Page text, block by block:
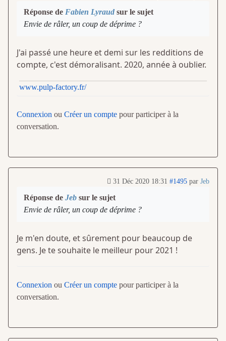
Réponse de Fabien Lyraud sur le sujet
Envie de râler, un coup de déprime ?
J'ai passé une heure et demi sur les redditions de
compte, c'est démoralisant. 2020, année à oublier.
www.pulp-factory.fr/
Connexion ou Créer un compte pour participer à la
conversation.
31 Déc 2020 18:31 #1495 par Jeb
Réponse de Jeb sur le sujet
Envie de râler, un coup de déprime ?
Je m'en doute, et sûrement pour beaucoup de
gens. Je te souhaite le meilleur pour 2021 !
Connexion ou Créer un compte pour participer à la
conversation.